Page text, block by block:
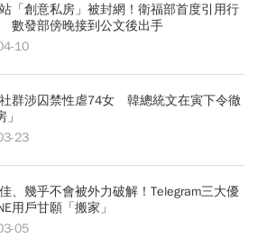
「創意私房」被封網！衛福部首度引用行
數發部傍晚接到公文後出手
10
群涉囚禁性虐74女 韓總統文在寅下令徹
23
、幾乎不會被外力破解！Telegram三大優
用戶甘願「搬家」
05